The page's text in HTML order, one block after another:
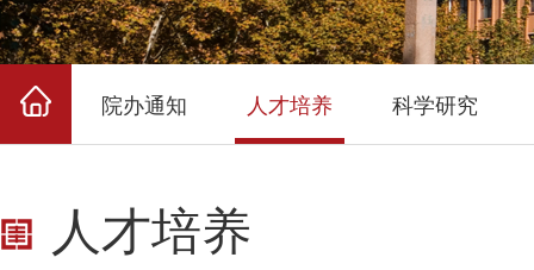
院办通知 人才培养 科学研究
人才培养